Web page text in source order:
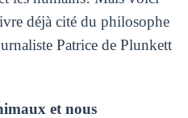
déjà cité du philosophe
Patrice de Plunkett
et nous